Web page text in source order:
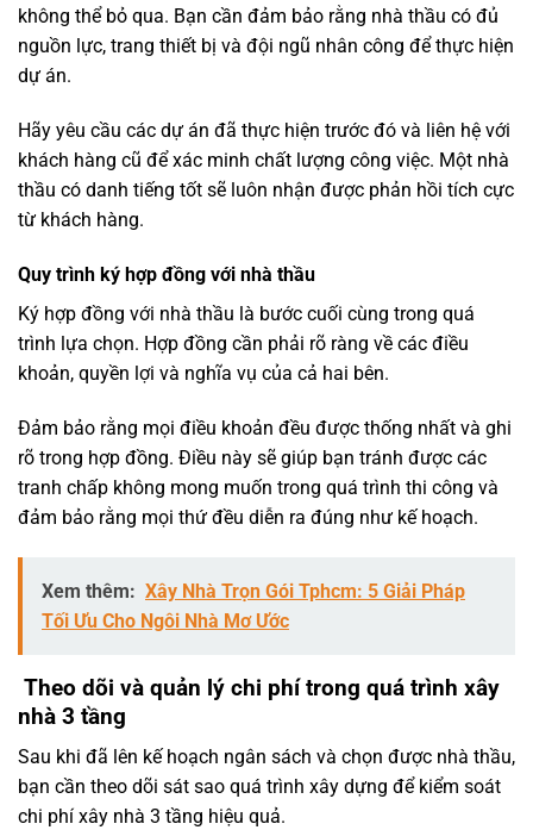
không thể bỏ qua. Bạn cần đảm bảo rằng nhà thầu có đủ
nguồn lực, trang thiết bị và đội ngũ nhân công để thực hiện
dự án.
Hãy yêu cầu các dự án đã thực hiện trước đó và liên hệ với
khách hàng cũ để xác minh chất lượng công việc. Một nhà
thầu có danh tiếng tốt sẽ luôn nhận được phản hồi tích cực
từ khách hàng.
Quy trình ký hợp đồng với nhà thầu
Ký hợp đồng với nhà thầu là bước cuối cùng trong quá
trình lựa chọn. Hợp đồng cần phải rõ ràng về các điều
khoản, quyền lợi và nghĩa vụ của cả hai bên.
Đảm bảo rằng mọi điều khoản đều được thống nhất và ghi
rõ trong hợp đồng. Điều này sẽ giúp bạn tránh được các
tranh chấp không mong muốn trong quá trình thi công và
đảm bảo rằng mọi thứ đều diễn ra đúng như kế hoạch.
Xem thêm: Xây Nhà Trọn Gói Tphcm: 5 Giải Pháp
Tối Ưu Cho Ngôi Nhà Mơ Ước
Theo dõi và quản lý chi phí trong quá trình xây
nhà 3 tầng
Sau khi đã lên kế hoạch ngân sách và chọn được nhà thầu,
bạn cần theo dõi sát sao quá trình xây dựng để kiểm soát
chi phí xây nhà 3 tầng hiệu quả.